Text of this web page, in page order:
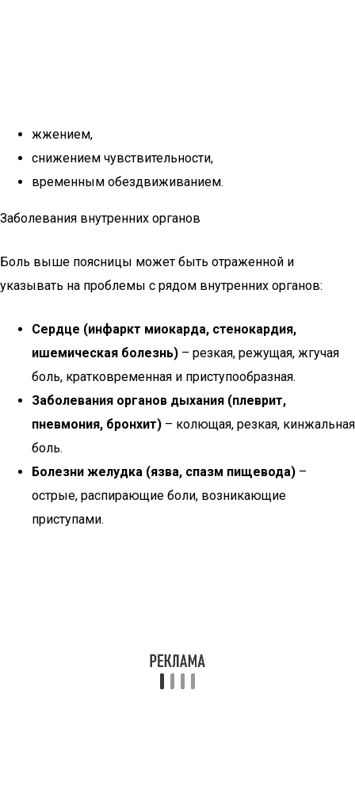
жжением,
снижением чувствительности,
временным обездвиживанием.
Заболевания внутренних органов
Боль выше поясницы может быть отраженной и
указывать на проблемы с рядом внутренних органов:
Сердце (инфаркт миокарда, стенокардия,
ишемическая болезнь) – резкая, режущая, жгучая
боль, кратковременная и приступообразная.
Заболевания органов дыхания (плеврит,
пневмония, бронхит) – колющая, резкая, кинжальная
боль.
Болезни желудка (язва, спазм пищевода) –
острые, распирающие боли, возникающие
приступами.